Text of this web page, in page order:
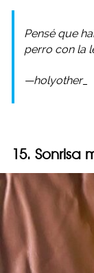
Pensé que
perro con la
—holyother_
15. Sonrisa